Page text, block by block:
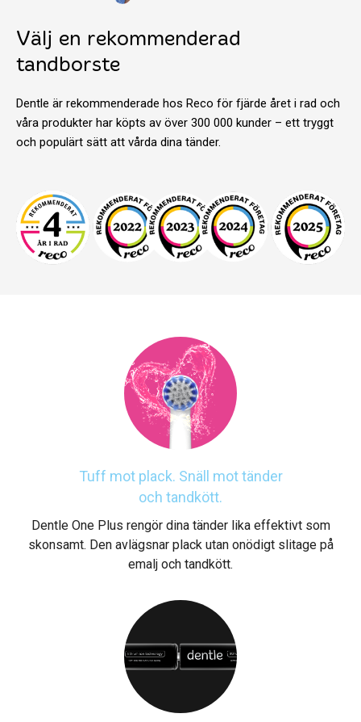
Välj en rekommenderad
tandborste
Dentle är rekommenderade hos Reco för fjärde året i rad och
våra produkter har köpts av över 300 000 kunder – ett tryggt
och populärt sätt att vårda dina tänder.
Tuff mot plack. Snäll mot tänder
och tandkött.
Dentle One Plus rengör dina tänder lika effektivt som
skonsamt. Den avlägsnar plack utan onödigt slitage på
emalj och tandkött.